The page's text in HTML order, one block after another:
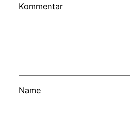
Kommentar
Name